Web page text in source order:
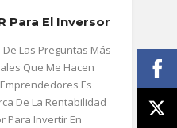
Para El Inversor
De Las Preguntas Más
Que Me Hacen
Es
De La Rentabilidad
Para Invertir En